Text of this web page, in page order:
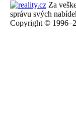
Za
správu svých
Copyright ©